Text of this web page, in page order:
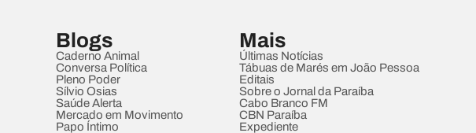
Blogs
Caderno Animal
Conversa Política
Pleno Poder
Sílvio Osias
Saúde Alerta
Mercado em Movimento
Papo Íntimo
Mais
Últimas Notícias
Tábuas de Marés em João Pessoa
Editais
Sobre o Jornal da Paraíba
Cabo Branco FM
CBN Paraíba
Expediente